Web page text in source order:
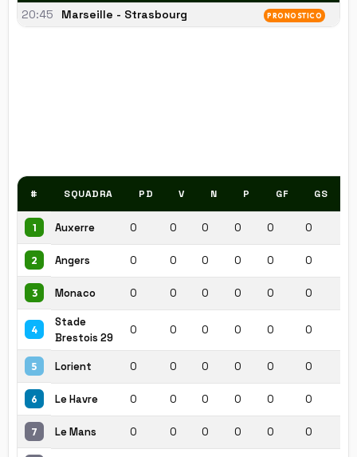
20:45 Marseille - Strasbourg PRONOSTICO
# SQUADRA PD V N P GF GS
1 Auxerre 0 0 0 0 0 0
2 Angers 0 0 0 0 0 0
3 Monaco 0 0 0 0 0 0
4
Stade
Brestois 29
0 0 0 0 0 0
5 Lorient 0 0 0 0 0 0
6 Le Havre 0 0 0 0 0 0
7 Le Mans 0 0 0 0 0 0